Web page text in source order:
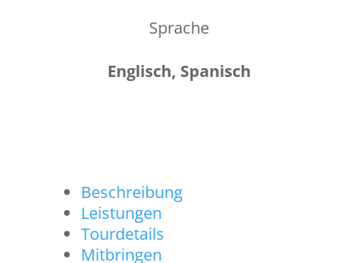
Sprache
Englisch, Spanisch
Beschreibung
Leistungen
Tourdetails
Mitbringen